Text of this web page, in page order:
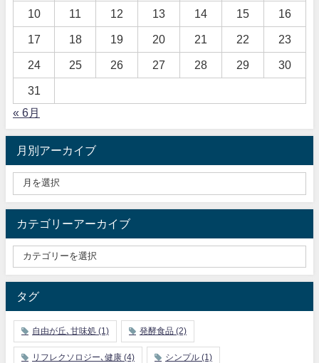
10 11 12 13 14 15 16
17 18 19 20 21 22 23
24 25 26 27 28 29 30
31
« 6月
月別アーカイブ
カテゴリーアーカイブ
タグ
自由が丘､甘味処 (1) 発酵食品 (2)
リフレクソロジー､健康 (4) シンプル (1)